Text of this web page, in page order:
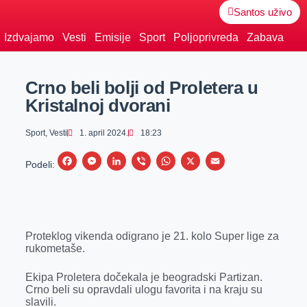
Santos uživo
Izdvajamo Vesti Emisije Sport Poljoprivreda Zabava
Crno beli bolji od Proletera u
Kristalnoj dvorani
Sport, Vesti 1. april 2024. 18:23
Podeli:
F
b
o
k
M
e
g
e
L
e
I
n
V
r
W
s
p
p
X
E
l
Proteklog vikenda odigrano je 21. kolo Super lige za
rukometaše.
Ekipa Proletera dočekala je beogradski Partizan.
Crno beli su opravdali ulogu favorita i na kraju su
slavili.